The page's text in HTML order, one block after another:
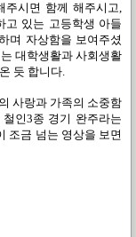
주시면 함께 해주시고,
고 있는 고등학생 아들
며 자상함을 보여주셨
대학생활과 사회생활
듯 합니다.
사랑과 가족의 소중함
인3종 경기 완주라는
조금 넘는 영상을 보면